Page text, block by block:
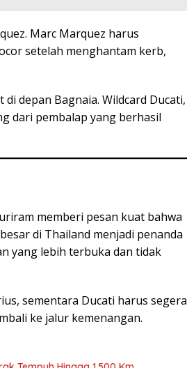
Marc Marquez harus
setelah menghantam kerb,
depan Bagnaia. Wildcard Ducati,
dari pembalap yang berhasil
memberi pesan kuat bahwa
di Thailand menjadi penanda
yang lebih terbuka dan tidak
sementara Ducati harus segera
ke jalur kemenangan.